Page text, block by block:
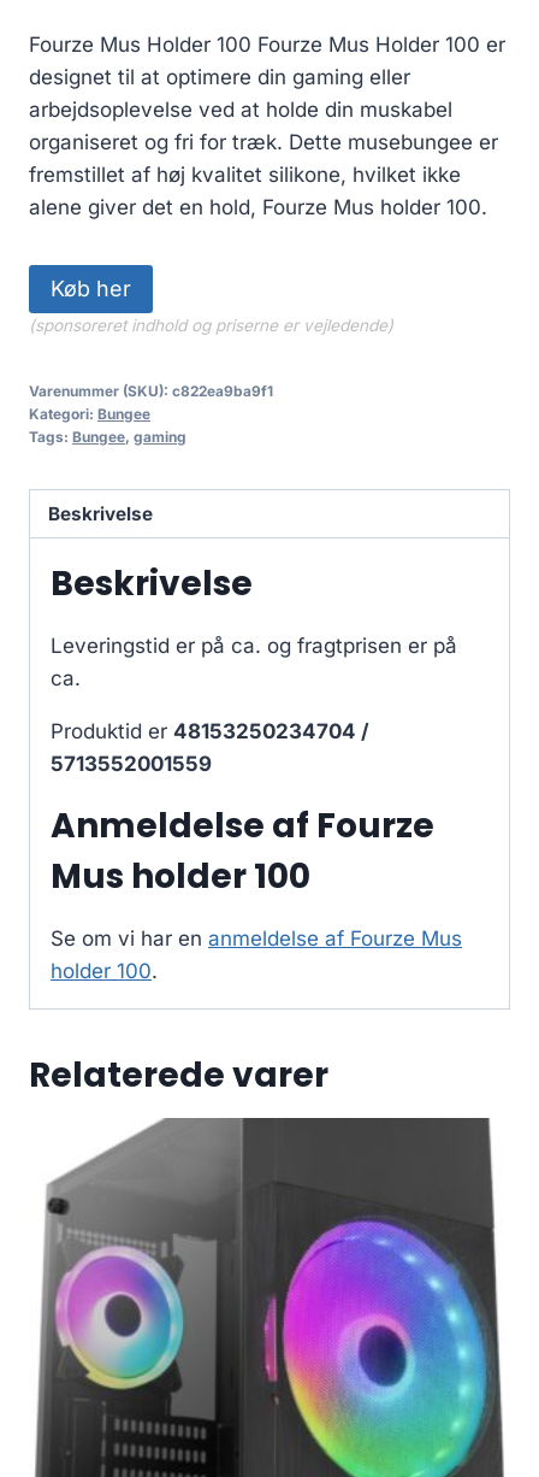
Fourze Mus Holder 100 Fourze Mus Holder 100 er
designet til at optimere din gaming eller
arbejdsoplevelse ved at holde din muskabel
organiseret og fri for træk. Dette musebungee er
fremstillet af høj kvalitet silikone, hvilket ikke
alene giver det en hold, Fourze Mus holder 100.
Køb her
(sponsoreret indhold og priserne er vejledende)
Varenummer (SKU): c822ea9ba9f1
Kategori: Bungee
Tags: Bungee, gaming
Beskrivelse
Beskrivelse
Leveringstid er på ca. og fragtprisen er på
ca.
Produktid er 48153250234704 /
5713552001559
Anmeldelse af Fourze
Mus holder 100
Se om vi har en anmeldelse af Fourze Mus
holder 100.
Relaterede varer